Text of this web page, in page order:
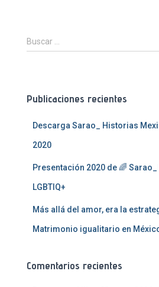
B
u
r
Buscar …
Publicaciones recientes
Descarga Sarao_ Historias
2020
Presentación 2020 de 🌈
LGBTIQ+
Más allá del amor, era la
Matrimonio igualitario en
Comentarios recientes